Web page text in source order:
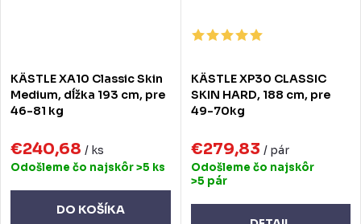
KÄSTLE XA10 Classic Skin
Medium, dĺžka 193 cm, pre
46-81 kg
€240,68 / ks
Odošleme čo najskôr>5 ks
DO KOŠÍKA
KÄSTLE XP30 CLASSIC
SKIN HARD, 188 cm, pre
49-70kg
€279,83 / pár
Odošleme čo najskôr
>5 pár